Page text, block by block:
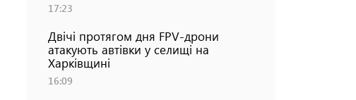
17:23
Двічі протягом дня FPV-дрони
атакують автівки у селищі на
Харківщині
16:09